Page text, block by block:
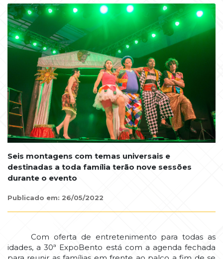
Seis montagens com temas universais e
destinadas a toda família terão nove sessões
durante o evento
Publicado em: 26/05/2022
Com oferta de entretenimento para todas as
idades, a 30ª ExpoBento está com a agenda fechada